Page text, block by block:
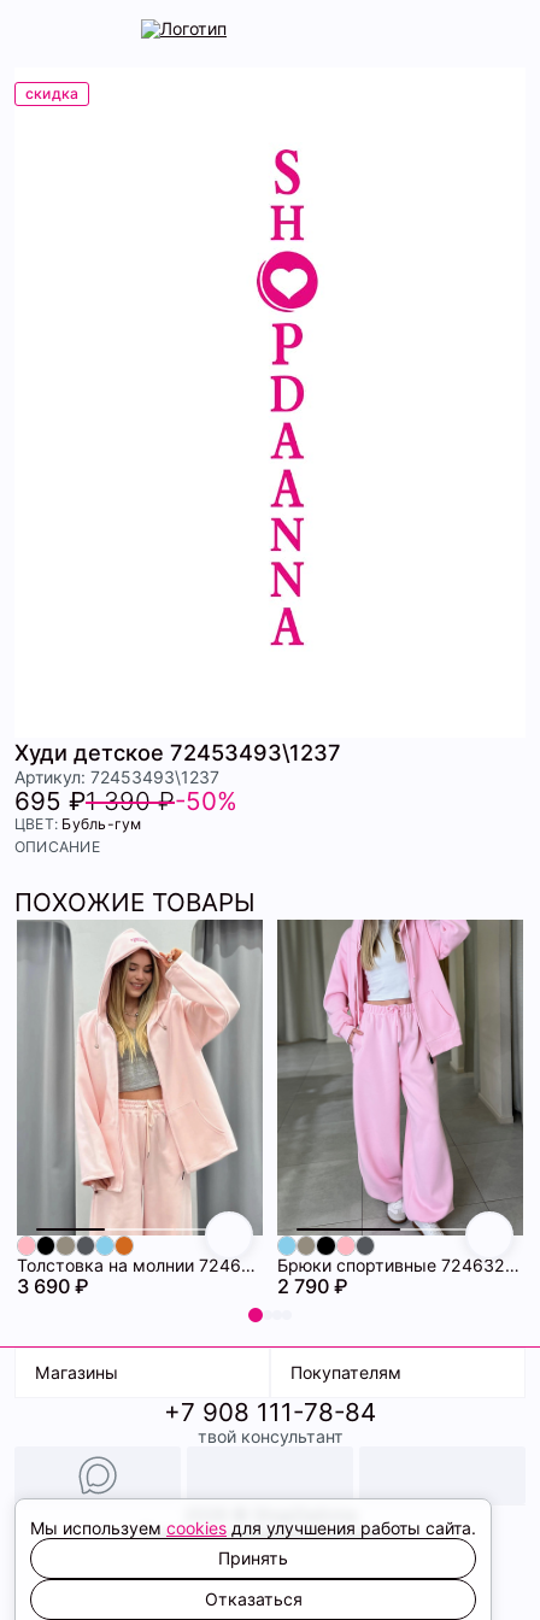
скидка
Худи детское 72453493\1237
Артикул: 72453493\1237
695 ₽1 390 ₽-50%
ЦВЕТ: Бубль-гум
ОПИСАНИЕ
ПОХОЖИЕ ТОВАРЫ
Толстовка на молнии 72463280\445
3 690 ₽
Брюки спортивные 72463279\445
2 790 ₽
Магазины
ТК Терминал
ТРК Континент
Покупателям
Доставка
Условия оплаты
Образы
+7 908 111-78-84
твой консультант
Политика конфиденциальности
Соглашение cookie
Сайт создали
Мы используем cookies для улучшения работы сайта.
Принять
Отказаться